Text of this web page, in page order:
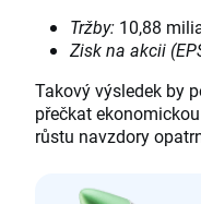
Tržby: 10,88
Zisk na akcii
Takový výsledek by
přečkat
růstu navzdory